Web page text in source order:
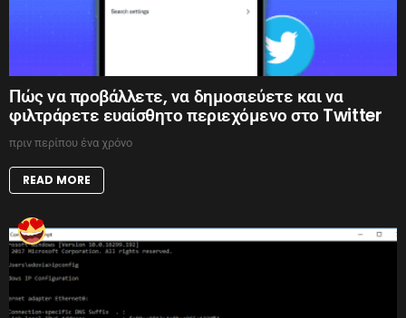
Πώς να προβάλλετε, να δημοσιεύετε και να
φιλτράρετε ευαίσθητο περιεχόμενο στο Twitter
πριν περίπου ένα χρόνο
READ MORE